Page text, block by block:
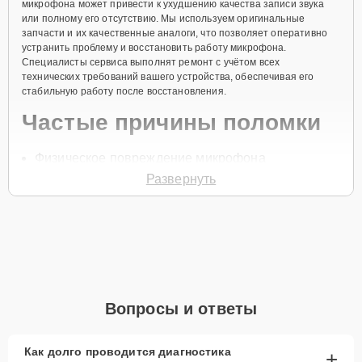
микрофона может привести к ухудшению качества записи звука
или полному его отсутствию. Мы используем оригинальные
запчасти и их качественные аналоги, что позволяет оперативно
устранить проблему и восстановить работу микрофона.
Специалисты сервиса выполнят ремонт с учётом всех
технических требований вашего устройства, обеспечивая его
стабильную работу после восстановления.
Частые причины поломки
свяжется с вами в течение одной минуты для уточнения всех
вопросов и записи на диагностику и ремонт.
Главные особенности
Развернуть
Вопросы и ответы
Как долго проводится диагностика